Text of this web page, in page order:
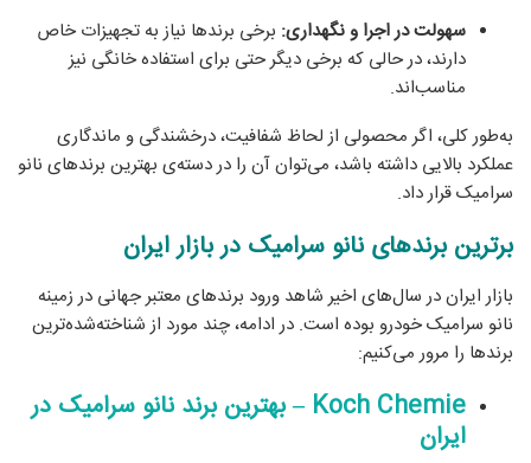
سهولت در اجرا و نگهداری: برخی برندها نیاز به تجهیزات خاص
دارند، در حالی که برخی دیگر حتی برای استفاده خانگی نیز
مناسب‌اند.
به‌طور کلی، اگر محصولی از لحاظ شفافیت، درخشندگی و ماندگاری
عملکرد بالایی داشته باشد، می‌توان آن را در دسته‌ی بهترین برندهای نانو
سرامیک قرار داد.
برترین برندهای نانو سرامیک در بازار ایران
بازار ایران در سال‌های اخیر شاهد ورود برندهای معتبر جهانی در زمینه
نانو سرامیک خودرو بوده است. در ادامه، چند مورد از شناخته‌شده‌ترین
برندها را مرور می‌کنیم:
Koch Chemie – بهترین برند نانو سرامیک در
ایران